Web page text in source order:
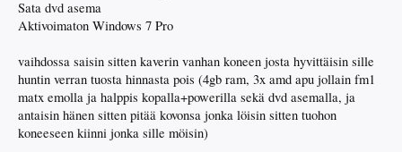
Sata dvd asema
Aktivoimaton Windows 7 Pro
vaihdossa saisin sitten kaverin vanhan koneen josta hyvittäisin sille
huntin verran tuosta hinnasta pois (4gb ram, 3x amd apu jollain fm1
matx emolla ja halppis kopalla+powerilla sekä dvd asemalla, ja
antaisin hänen sitten pitää kovonsa jonka löisin sitten tuohon
koneeseen kiinni jonka sille möisin)